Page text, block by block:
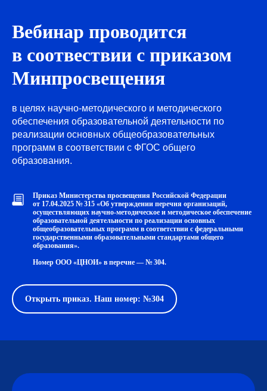
Вебинар проводится
в соотвествии с приказом
Минпросвещения
в целях научно-методического и методического
обеспечения образовательной деятельности по
реализации основных общеобразовательных
программ в соответствии с ФГОС общего
образования.
Приказ Министерства просвещения Российской Федерации
от 17.04.2025 № 315 «Об утверждении перечня организаций,
осуществляющих научно-методическое и методическое обеспечение
образовательной деятельности по реализации основных
общеобразовательных программ в соответствии с федеральными
государственными образовательными стандартами общего
образования».
Номер ООО «ЦНОИ» в перечне — № 304.
Открыть приказ. Наш номер: №304